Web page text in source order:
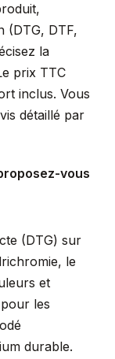
(DTG, DTF,
la
prix TTC
inclus. Vous
détaillé par
vous
(DTG) sur
le
et
les
durable.